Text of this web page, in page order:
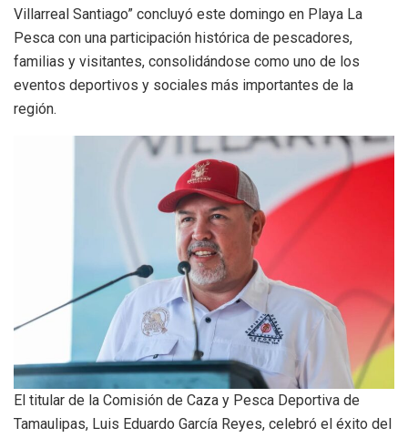
Villarreal Santiago” concluyó este domingo en Playa La
Pesca con una participación histórica de pescadores,
familias y visitantes, consolidándose como uno de los
eventos deportivos y sociales más importantes de la
región.
El titular de la Comisión de Caza y Pesca Deportiva de
Tamaulipas, Luis Eduardo García Reyes, celebró el éxito del